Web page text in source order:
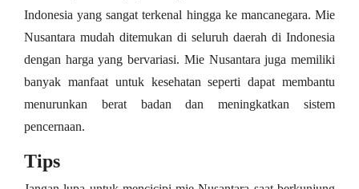
Indonesia yang sangat terkenal hingga ke mancanegara. Mie
Nusantara mudah ditemukan di seluruh daerah di Indonesia
dengan harga yang bervariasi. Mie Nusantara juga memiliki
banyak manfaat untuk kesehatan seperti dapat membantu
menurunkan berat badan dan meningkatkan sistem
pencernaan.
Tips